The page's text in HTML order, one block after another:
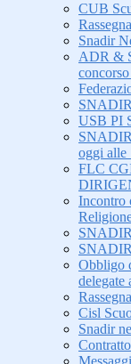
CUB
Snadir
ADR &
USB PI
oggi alle
FLC
Incontro
Obbligo
delegate
Cisl
Snadir